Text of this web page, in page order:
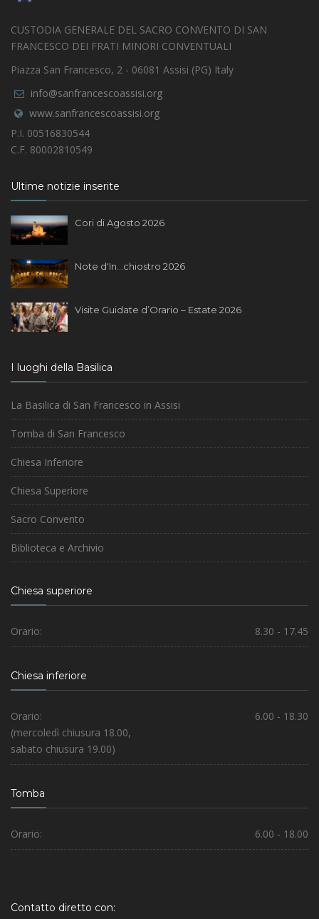
CUSTODIA GENERALE DEL SACRO CONVENTO DI SAN
FRANCESCO DEI FRATI MINORI CONVENTUALI
Piazza San Francesco, 2 - 06081 Assisi (PG) Italy
info@sanfrancescoassisi.org
www.sanfrancescoassisi.org
P.I. 00516830544
C.F. 80002810549
Ultime notizie inserite
Cori di Agosto 2026
Note d'In...chiostro 2026
Visite Guidate d’Orario – Estate 2026
I luoghi della Basilica
La Basilica di San Francesco in Assisi
Tomba di San Francesco
Chiesa Inferiore
Chiesa Superiore
Sacro Convento
Biblioteca e Archivio
Chiesa superiore
Orario: 8.30 - 17.45
Chiesa inferiore
Orario:
6.00 - 18.30
(mercoledì chiusura 18.00,
sabato chiusura 19.00)
Tomba
Orario: 6.00 - 18.00
Contatto diretto con: